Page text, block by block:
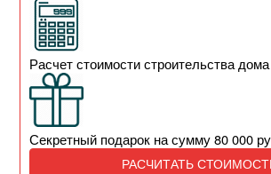
Расчет стоимости строительства дома
Секретный подарок на сумму 80 000
РАСЧИТАТЬ